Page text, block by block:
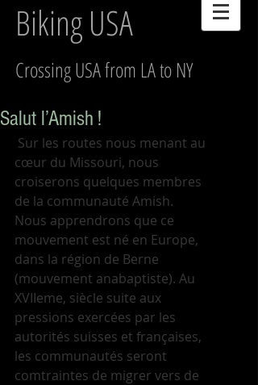
Biking USA
Crossing USA from LA to NY
Salut l’Amish !
cœur du Missouri, nous
croiserons quelques membres
de la communauté Amish.
Nous apprendrons que ce
mouvement est né en Europe,
dans la région de Berne
(mouvement anabaptiste). Au
XVIIeme, siècle suite aux
pressions exercées par les
autorités suisses et françaises,
les communautés seront
comtraintes de migrer vers de